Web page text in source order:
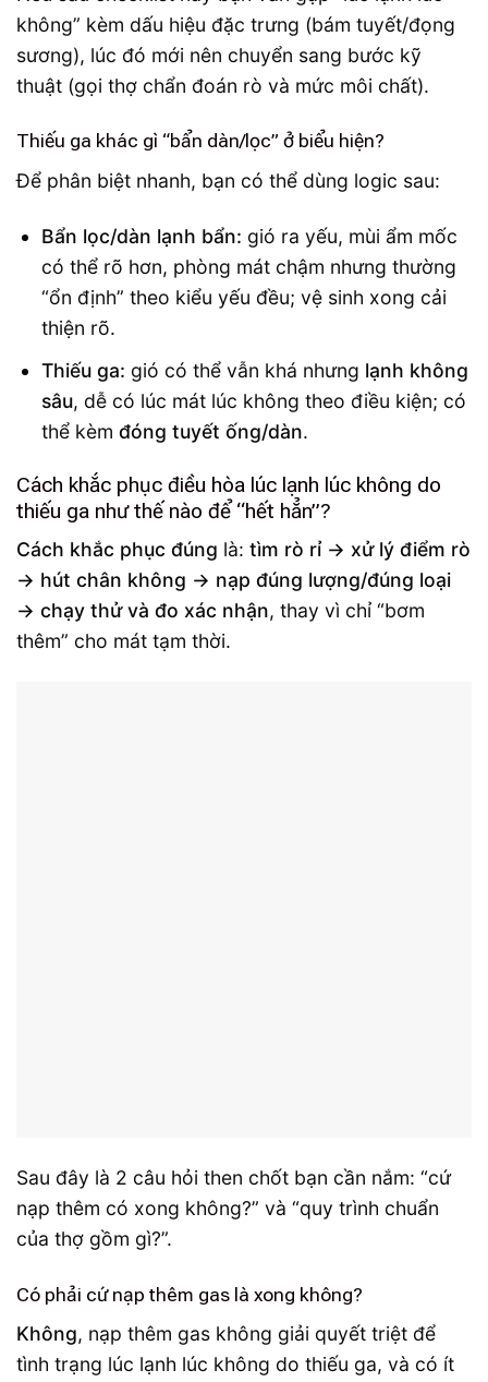
không” kèm dấu hiệu đặc trưng (bám tuyết/đọng
sương), lúc đó mới nên chuyển sang bước kỹ
thuật (gọi thợ chẩn đoán rò và mức môi chất).
Thiếu ga khác gì “bẩn dàn/lọc” ở biểu hiện?
Để phân biệt nhanh, bạn có thể dùng logic sau:
Bẩn lọc/dàn lạnh bẩn: gió ra yếu, mùi ẩm mốc
có thể rõ hơn, phòng mát chậm nhưng thường
“ổn định” theo kiểu yếu đều; vệ sinh xong cải
thiện rõ.
Thiếu ga: gió có thể vẫn khá nhưng lạnh không
sâu, dễ có lúc mát lúc không theo điều kiện; có
thể kèm đóng tuyết ống/dàn.
Cách khắc phục điều hòa lúc lạnh lúc không do
thiếu ga như thế nào để “hết hẳn”?
Cách khắc phục đúng là: tìm rò rỉ → xử lý điểm rò
→ hút chân không → nạp đúng lượng/đúng loại
→ chạy thử và đo xác nhận, thay vì chỉ “bơm
thêm” cho mát tạm thời.
Sau đây là 2 câu hỏi then chốt bạn cần nắm: “cứ
nạp thêm có xong không?” và “quy trình chuẩn
của thợ gồm gì?”.
Có phải cứ nạp thêm gas là xong không?
Không, nạp thêm gas không giải quyết triệt để
tình trạng lúc lạnh lúc không do thiếu ga, và có ít